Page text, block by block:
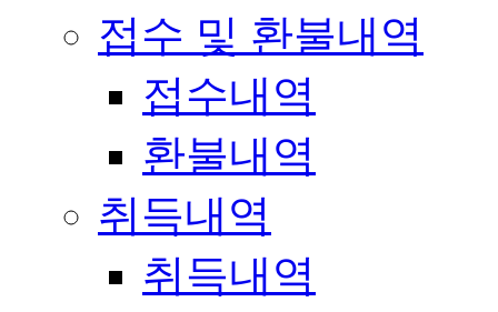
접수 및 환불내역
접수내역
환불내역
취득내역
취득내역